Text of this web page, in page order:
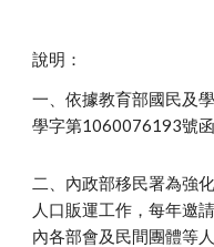
說明：
一、依據教育部國民及
學字第1060076193號函
二、內政部移民署為強
人口販運工作，每年邀
內各部會及民間團體等